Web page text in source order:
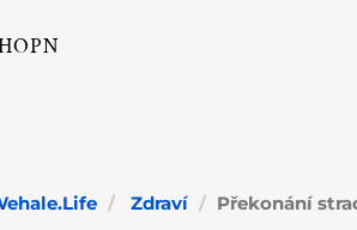
Zdraví Překonání